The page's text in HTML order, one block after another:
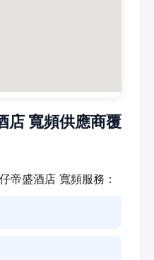
店 寬頻供應商覆
帝盛酒店 寬頻服務：